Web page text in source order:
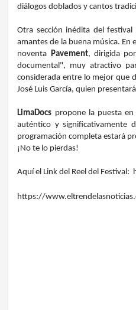
diálogos doblados y cantos
Otra sección inédita del festival
amantes de la buena música.
noventa Pavement, dirigida
documental", muy atractivo
considerada entre lo mejor que
José Luis García, quien
LimaDocs propone la puesta
auténtico y significativamente
programación completa estará
¡No te lo pierdas!
Aquí el Link del Reel del Festival:
https://